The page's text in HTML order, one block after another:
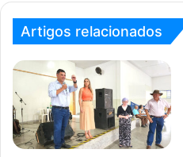
Artigos relacionados